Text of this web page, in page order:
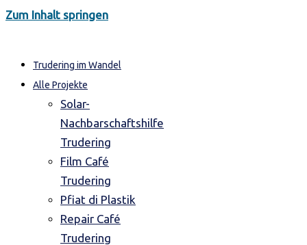
Zum Inhalt springen
Trudering im Wandel
Alle Projekte
Solar-
Nachbarschaftshilfe
Trudering
Film Café
Trudering
Pfiat di Plastik
Repair Café
Trudering